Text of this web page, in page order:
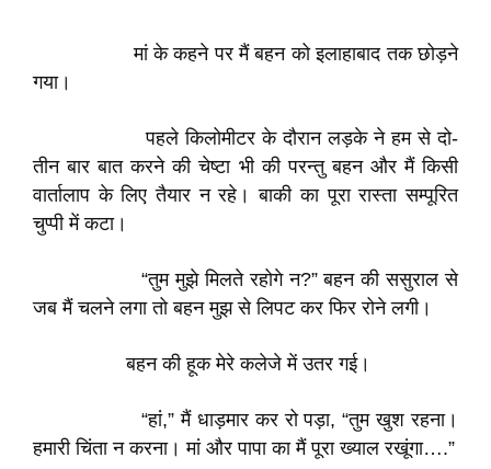
मां के कहने पर मैं बहन को इलाहाबाद तक छोड़ने
गया।
पहले किलोमीटर के दौरान लड़के ने हम से दो-
तीन बार बात करने की चेष्टा भी की परन्तु बहन और मैं किसी
वार्तालाप के लिए तैयार न रहे। बाकी का पूरा रास्ता सम्पूरित
चुप्पी में कटा।
“तुम मुझे मिलते रहोगे न?” बहन की ससुराल से
जब मैं चलने लगा तो बहन मुझ से लिपट कर फिर रोने लगी।
बहन की हूक मेरे कलेजे में उतर गई।
“हां,” मैं धाड़मार कर रो पड़ा, “तुम खुश रहना।
हमारी चिंता न करना। मां और पापा का मैं पूरा ख्याल रखूंगा….”